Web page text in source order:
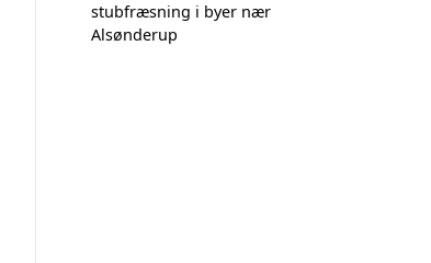
stubfræsning i byer nær
Alsønderup